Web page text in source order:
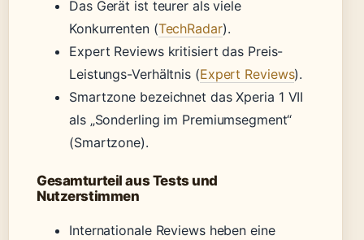
Das Gerät ist teurer als viele
Konkurrenten (TechRadar).
Expert Reviews kritisiert das Preis-
Leistungs-Verhältnis (Expert Reviews).
Smartzone bezeichnet das Xperia 1 VII
als „Sonderling im Premiumsegment“
(Smartzone).
Gesamturteil aus Tests und
Nutzerstimmen
Internationale Reviews heben eine